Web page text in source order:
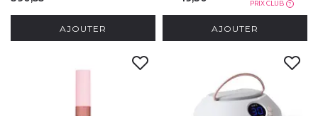
AJOUTER
PRIX CLUB ?
AJOUTER